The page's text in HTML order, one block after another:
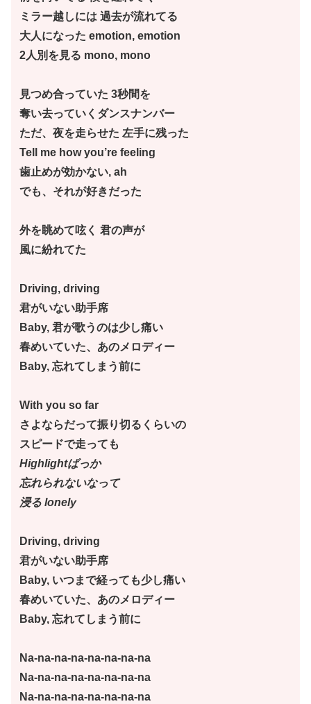
ミラー越しには 過去が流れてる
大人になった emotion, emotion
2人別を見る mono, mono
見つめ合っていた 3秒間を
奪い去っていくダンスナンバー
ただ、夜を走らせた 左手に残った
Tell me how you’re feeling
歯止めが効かない, ah
でも、それが好きだった
外を眺めて呟く 君の声が
風に紛れてた
Driving, driving
君がいない助手席
Baby, 君が歌うのは少し痛い
春めいていた、あのメロディー
Baby, 忘れてしまう前に
With you so far
さよならだって振り切るくらいの
スピードで走っても
Highlightばっか
忘れられないなって
浸る lonely
Driving, driving
君がいない助手席
Baby, いつまで経っても少し痛い
春めいていた、あのメロディー
Baby, 忘れてしまう前に
Na-na-na-na-na-na-na-na
Na-na-na-na-na-na-na-na
Na-na-na-na-na-na-na-na